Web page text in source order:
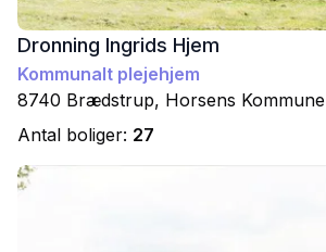
Dronning Ingrids Hjem
Kommunalt plejehjem
8740 Brædstrup, Horsens Kommune
Antal boliger: 27